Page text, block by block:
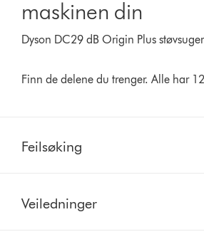
maskinen din
Dyson DC29 dB Origin Plus støvsuger
Finn de delene du trenger. Alle har
Feilsøking
Veiledninger